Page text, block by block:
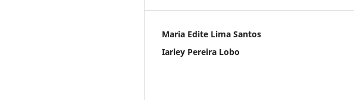
Maria Edite Lima Santos
Iarley Pereira Lobo